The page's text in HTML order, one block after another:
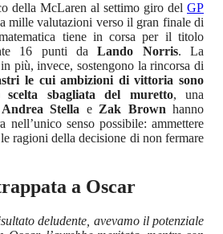
della McLaren al settimo giro del GP
mille valutazioni verso il gran finale di
tiene in corsa per il titolo
16 punti daLando Norris. La
più, invece, sostengono la rincorsa di
le cui ambizioni di vittoria sono
scelta sbagliata del muretto, una
Andrea Stella e Zak Brown hanno
nell’unico senso possibile: ammettere
ragioni della decisione di non fermare
a Oscar
deludente, avevamo il potenziale